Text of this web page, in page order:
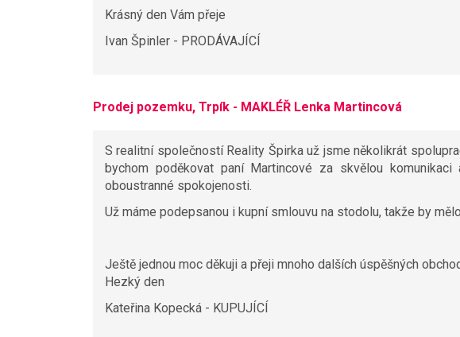
Krásný den Vám přeje
Ivan Špinler - PRODÁVAJÍCÍ
Prodej pozemku, Trpík - MAKLÉŘ Lenka Martincová
S realitní společností Reality Špirka už jsme několikrát
bychom poděkovat paní Martincové za skvělou
oboustranné spokojenosti.
Už máme podepsanou i kupní smlouvu na stodolu, takže by
Ještě jednou moc děkuji a přeji mnoho dalších úspěšných
Hezký den
Kateřina Kopecká - KUPUJÍCÍ